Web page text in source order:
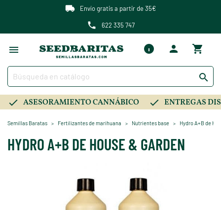
Envío gratis a partir de 35€
622 335 747

ASESORAMIENTO CANNÁBICO ENTREGAS
Semillas Baratas Fertilizantes de marihuana Nutrientes base Hydro A+B de
HYDRO A+B DE HOUSE & GARDEN